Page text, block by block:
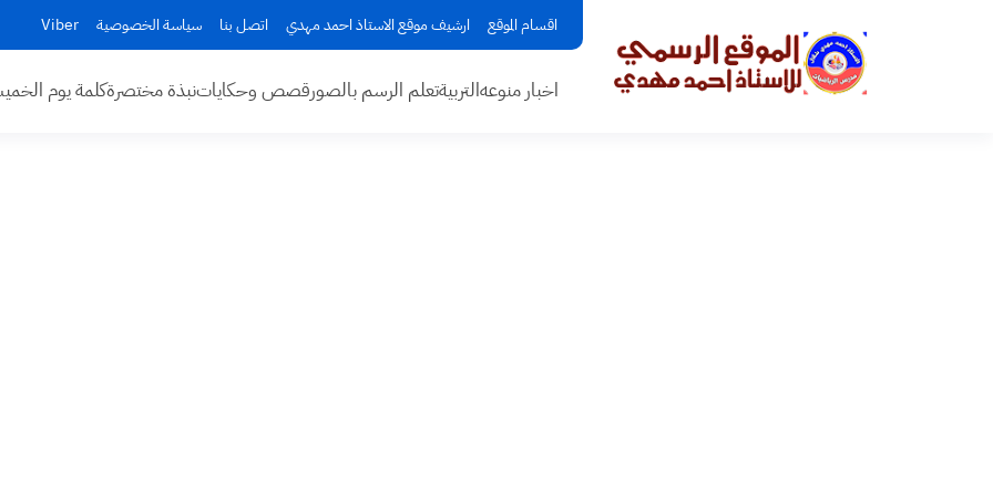
اقسام الموقع ارشيف موقع الاستاذ احمد مهدي اتصل بنا سياسة الخصوصية Viber
اخبار منوعهالتربيةتعلم الرسم بالصورقصص وحكاياتنبذة مختصرةكلمة يوم